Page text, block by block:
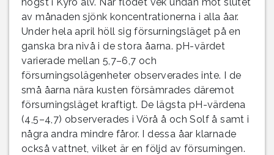
av månaden sjönk koncentrationerna i alla åar.
Under hela april höll sig försurningsläget på en
ganska bra nivå i de stora åarna. pH-värdet
varierade mellan 5,7–6,7 och
försurningsolägenheter observerades inte. I de
små åarna nära kusten försämrades däremot
försurningsläget kraftigt. De lägsta pH-värdena
(4,5–4,7) observerades i Vörå å och Solf å samt i
några andra mindre fåror. I dessa åar klarnade
också vattnet, vilket är en följd av försurningen.